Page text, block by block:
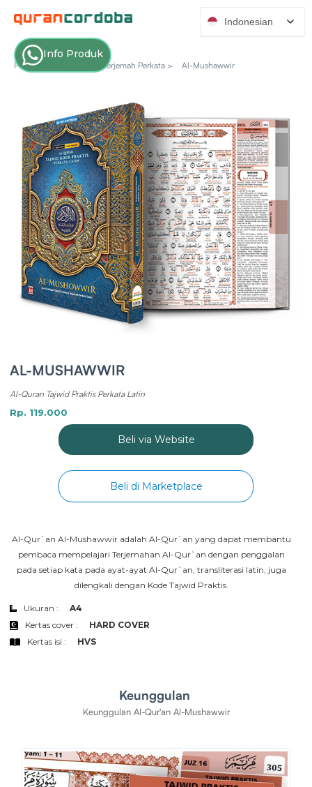
Info Produk
Produk Katalog > Seri Terjemah Perkata > Al-Mushawwir
AL-MUSHAWWIR
Al-Quran Tajwid Praktis Perkata Latin
Rp. 119.000
Beli via Website
Beli di Marketplace
Al-Qur`an Al-Mushawwir adalah Al-Qur`an yang dapat membantu
pembaca mempelajari Terjemahan Al-Qur`an dengan penggalan
pada setiap kata pada ayat-ayat Al-Qur`an, transliterasi latin, juga
dilengkali dengan Kode Tajwid Praktis.
Ukuran :
A4
Kertas cover :
HARD COVER
Kertas isi :
HVS
Keunggulan
Keunggulan Al-Qur'an Al-Mushawwir
Indonesian